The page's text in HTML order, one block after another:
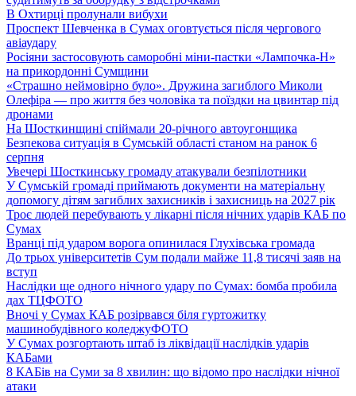
В Охтирці пролунали вибухи
Проспект Шевченка в Сумах оговтується після чергового
авіаудару
Росіяни застосовують саморобні міни-пастки «Лампочка-Н»
на прикордонні Сумщини
«Страшно неймовірно було». Дружина загиблого Миколи
Олефіра — про життя без чоловіка та поїздки на цвинтар під
дронами
На Шосткинщині спіймали 20-річного автоугонщика
Безпекова ситуація в Сумській області станом на ранок 6
серпня
Увечері Шосткинську громаду атакували безпілотники
У Сумській громаді приймають документи на матеріальну
допомогу дітям загиблих захисників і захисниць на 2027 рік
Троє людей перебувають у лікарні після нічних ударів КАБ по
Сумах
Вранці під ударом ворога опинилася Глухівська громада
До трьох університетів Сум подали майже 11,8 тисячі заяв на
вступ
Наслідки ще одного нічного удару по Сумах: бомба пробила
дах ТЦФОТО
Вночі у Сумах КАБ розірвався біля гуртожитку
машинобудівного коледжуФОТО
У Сумах розгортають штаб із ліквідації наслідків ударів
КАБами
8 КАБів на Суми за 8 хвилин: що відомо про наслідки нічної
атаки